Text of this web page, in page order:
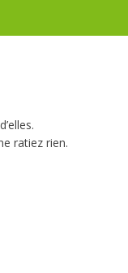
ratiez rien.